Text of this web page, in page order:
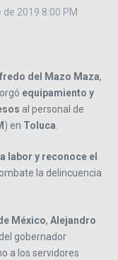
de 2019 8:00 PM
del Mazo Maza,
equipamiento y
al personal de
) en Toluca.
labor y reconoce el
la delincuencia
México, Alejandro
gobernador
a los servidores